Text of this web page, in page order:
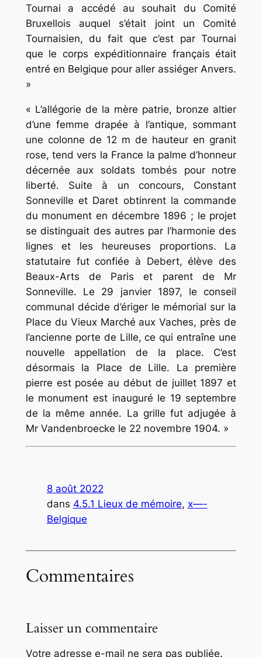
Tournai a accédé au souhait du Comité
Bruxellois auquel s’était joint un Comité
Tournaisien, du fait que c’est par Tournai
que le corps expéditionnaire français était
entré en Belgique pour aller assiéger Anvers.
»
« L’allégorie de la mère patrie, bronze altier
d’une femme drapée à l’antique, sommant
une colonne de 12 m de hauteur en granit
rose, tend vers la France la palme d’honneur
décernée aux soldats tombés pour notre
liberté. Suite à un concours, Constant
Sonneville et Daret obtinrent la commande
du monument en décembre 1896 ; le projet
se distinguait des autres par l’harmonie des
lignes et les heureuses proportions. La
statutaire fut confiée à Debert, élève des
Beaux-Arts de Paris et parent de Mr
Sonneville. Le 29 janvier 1897, le conseil
communal décide d’ériger le mémorial sur la
Place du Vieux Marché aux Vaches, près de
l’ancienne porte de Lille, ce qui entraîne une
nouvelle appellation de la place. C’est
désormais la Place de Lille. La première
pierre est posée au début de juillet 1897 et
le monument est inauguré le 19 septembre
de la même année. La grille fut adjugée à
Mr Vandenbroecke le 22 novembre 1904. »
8 août 2022
dans 4.5.1 Lieux de mémoire, x—-
Belgique
Commentaires
Laisser un commentaire
Votre adresse e-mail ne sera pas publiée.